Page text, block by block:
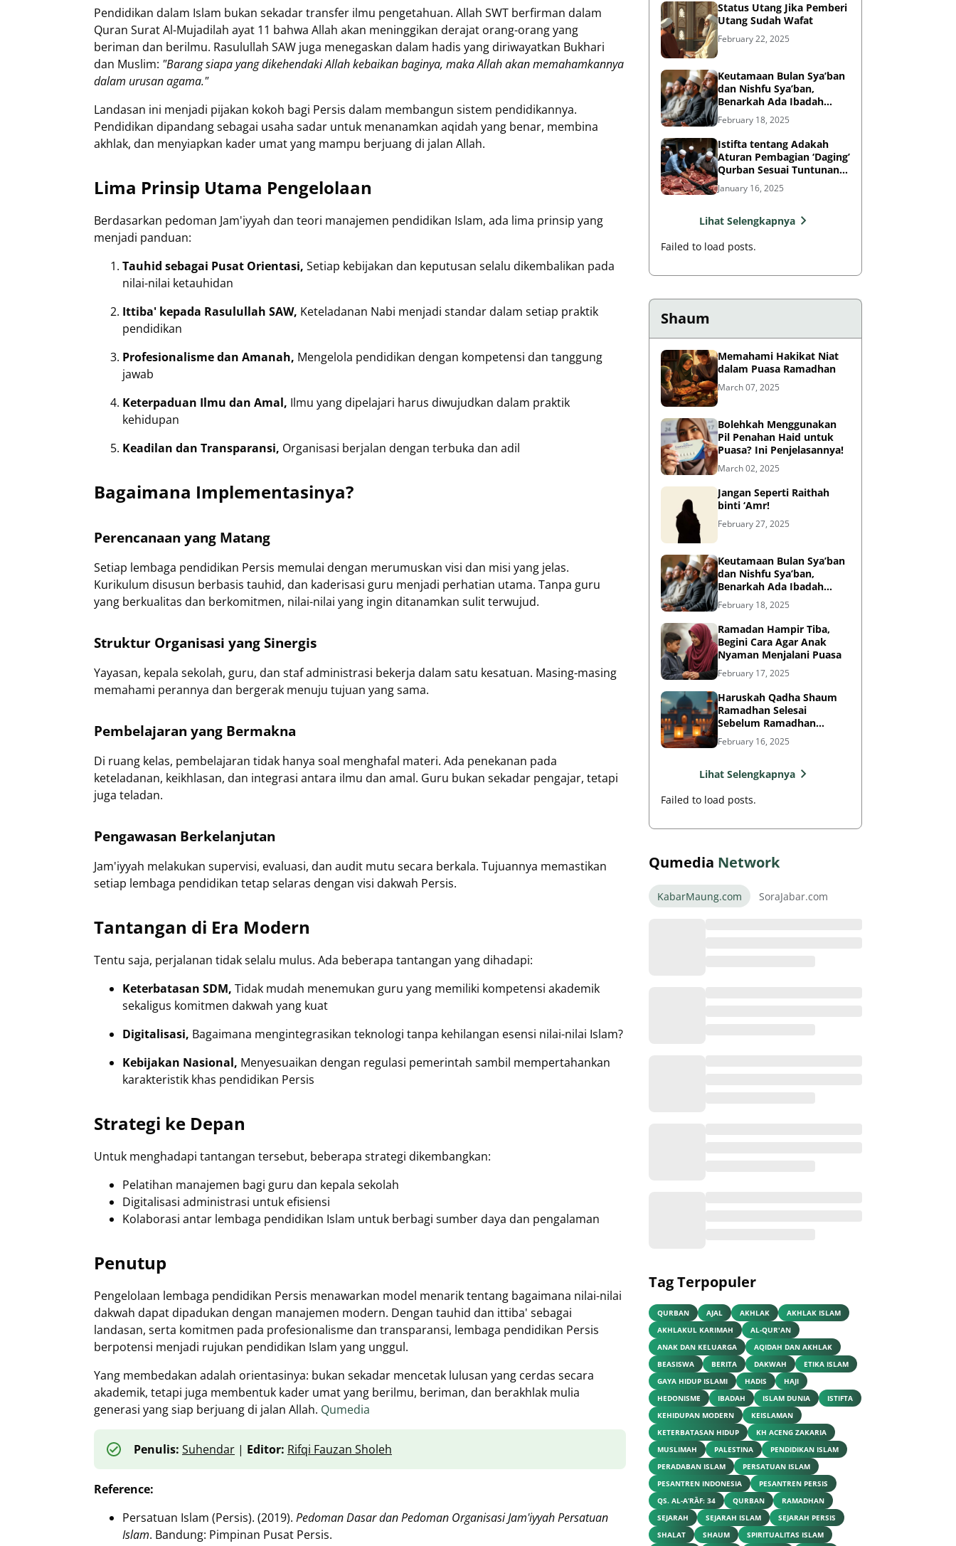
Pendidikan dalam Islam bukan sekadar transfer ilmu pengetahuan. Allah SWT berfirman dalam
Quran Surat Al-Mujadilah ayat 11 bahwa Allah akan meninggikan derajat orang-orang yang
beriman dan berilmu. Rasulullah SAW juga menegaskan dalam hadis yang diriwayatkan Bukhari
dan Muslim: "Barang siapa yang dikehendaki Allah kebaikan baginya, maka Allah akan memahamkannya
dalam urusan agama."
Landasan ini menjadi pijakan kokoh bagi Persis dalam membangun sistem pendidikannya.
Pendidikan dipandang sebagai usaha sadar untuk menanamkan aqidah yang benar, membina
akhlak, dan menyiapkan kader umat yang mampu berjuang di jalan Allah.
Lima Prinsip Utama Pengelolaan
Berdasarkan pedoman Jam'iyyah dan teori manajemen pendidikan Islam, ada lima prinsip yang
menjadi panduan:
Tauhid sebagai Pusat Orientasi, Setiap kebijakan dan keputusan selalu dikembalikan pada
nilai-nilai ketauhidan
Ittiba' kepada Rasulullah SAW, Keteladanan Nabi menjadi standar dalam setiap praktik
pendidikan
Profesionalisme dan Amanah, Mengelola pendidikan dengan kompetensi dan tanggung
jawab
Keterpaduan Ilmu dan Amal, Ilmu yang dipelajari harus diwujudkan dalam praktik
kehidupan
Keadilan dan Transparansi, Organisasi berjalan dengan terbuka dan adil
Bagaimana Implementasinya?
Perencanaan yang Matang
Setiap lembaga pendidikan Persis memulai dengan merumuskan visi dan misi yang jelas.
Kurikulum disusun berbasis tauhid, dan kaderisasi guru menjadi perhatian utama. Tanpa guru
yang berkualitas dan berkomitmen, nilai-nilai yang ingin ditanamkan sulit terwujud.
Struktur Organisasi yang Sinergis
Yayasan, kepala sekolah, guru, dan staf administrasi bekerja dalam satu kesatuan. Masing-masing
memahami perannya dan bergerak menuju tujuan yang sama.
Pembelajaran yang Bermakna
Di ruang kelas, pembelajaran tidak hanya soal menghafal materi. Ada penekanan pada
keteladanan, keikhlasan, dan integrasi antara ilmu dan amal. Guru bukan sekadar pengajar, tetapi
juga teladan.
Pengawasan Berkelanjutan
Jam'iyyah melakukan supervisi, evaluasi, dan audit mutu secara berkala. Tujuannya memastikan
setiap lembaga pendidikan tetap selaras dengan visi dakwah Persis.
Tantangan di Era Modern
Tentu saja, perjalanan tidak selalu mulus. Ada beberapa tantangan yang dihadapi:
Keterbatasan SDM, Tidak mudah menemukan guru yang memiliki kompetensi akademik
sekaligus komitmen dakwah yang kuat
Digitalisasi, Bagaimana mengintegrasikan teknologi tanpa kehilangan esensi nilai-nilai Islam?
Kebijakan Nasional, Menyesuaikan dengan regulasi pemerintah sambil mempertahankan
karakteristik khas pendidikan Persis
Strategi ke Depan
Untuk menghadapi tantangan tersebut, beberapa strategi dikembangkan:
Pelatihan manajemen bagi guru dan kepala sekolah
Digitalisasi administrasi untuk efisiensi
Kolaborasi antar lembaga pendidikan Islam untuk berbagi sumber daya dan pengalaman
Penutup
Pengelolaan lembaga pendidikan Persis menawarkan model menarik tentang bagaimana nilai-nilai
dakwah dapat dipadukan dengan manajemen modern. Dengan tauhid dan ittiba' sebagai
landasan, serta komitmen pada profesionalisme dan transparansi, lembaga pendidikan Persis
berpotensi menjadi rujukan pendidikan Islam yang unggul.
Yang membedakan adalah orientasinya: bukan sekadar mencetak lulusan yang cerdas secara
akademik, tetapi juga membentuk kader umat yang berilmu, beriman, dan berakhlak mulia
generasi yang siap berjuang di jalan Allah. Qumedia
Penulis: Suhendar | Editor: Rifqi Fauzan Sholeh
Reference:
Persatuan Islam (Persis). (2019). Pedoman Dasar dan Pedoman Organisasi Jam'iyyah Persatuan
Islam. Bandung: Pimpinan Pusat Persis.
Status Utang Jika Pemberi
Utang Sudah Wafat
February 22, 2025
Keutamaan Bulan Sya’ban
dan Nishfu Sya’ban,
Benarkah Ada Ibadah
Khusus?
February 18, 2025
Istifta tentang Adakah
Aturan Pembagian ‘Daging’
Qurban Sesuai Tuntunan
Rasulullah?
January 16, 2025
Lihat Selengkapnya
Failed to load posts.
Shaum
Memahami Hakikat Niat
dalam Puasa Ramadhan
March 07, 2025
Bolehkah Menggunakan
Pil Penahan Haid untuk
Puasa? Ini Penjelasannya!
March 02, 2025
Jangan Seperti Raithah
binti ‘Amr!
February 27, 2025
Keutamaan Bulan Sya’ban
dan Nishfu Sya’ban,
Benarkah Ada Ibadah
Khusus?
February 18, 2025
Ramadan Hampir Tiba,
Begini Cara Agar Anak
Nyaman Menjalani Puasa
February 17, 2025
Haruskah Qadha Shaum
Ramadhan Selesai
Sebelum Ramadhan
Berikutnya?
February 16, 2025
Lihat Selengkapnya
Failed to load posts.
Qumedia Network
KabarMaung.com SoraJabar.com
Tag Terpopuler
QURBAN AJAL AKHLAK
AKHLAK ISLAM
AKHLAKUL KARIMAH
AL-QUR'AN
ANAK DAN KELUARGA
AQIDAH DAN AKHLAK
BEASISWA
BERITA DAKWAH
ETIKA ISLAM
GAYA HIDUP ISLAMI
HADIS
HAJI
HEDONISME
IBADAH ISLAM DUNIA
ISTIFTA
KEHIDUPAN MODERN
KEISLAMAN
KETERBATASAN HIDUP
KH ACENG ZAKARIA
MUSLIMAH
PALESTINA
PENDIDIKAN ISLAM
PERADABAN ISLAM
PERSATUAN ISLAM
PESANTREN INDONESIA
PESANTREN PERSIS
QS. AL-A‘RĀF: 34
QURBAN
RAMADHAN
SEJARAH
SEJARAH ISLAM
SEJARAH PERSIS
SHALAT
SHAUM SPIRITUALITAS ISLAM